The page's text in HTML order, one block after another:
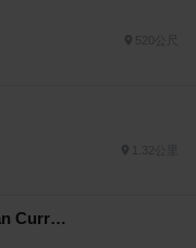
520公尺
麥雅印度咖喱 Maiya Indian Curry Halal